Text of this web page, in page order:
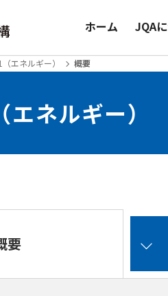
ホーム JQA
エネルギー） 概要
ネルギー）
要